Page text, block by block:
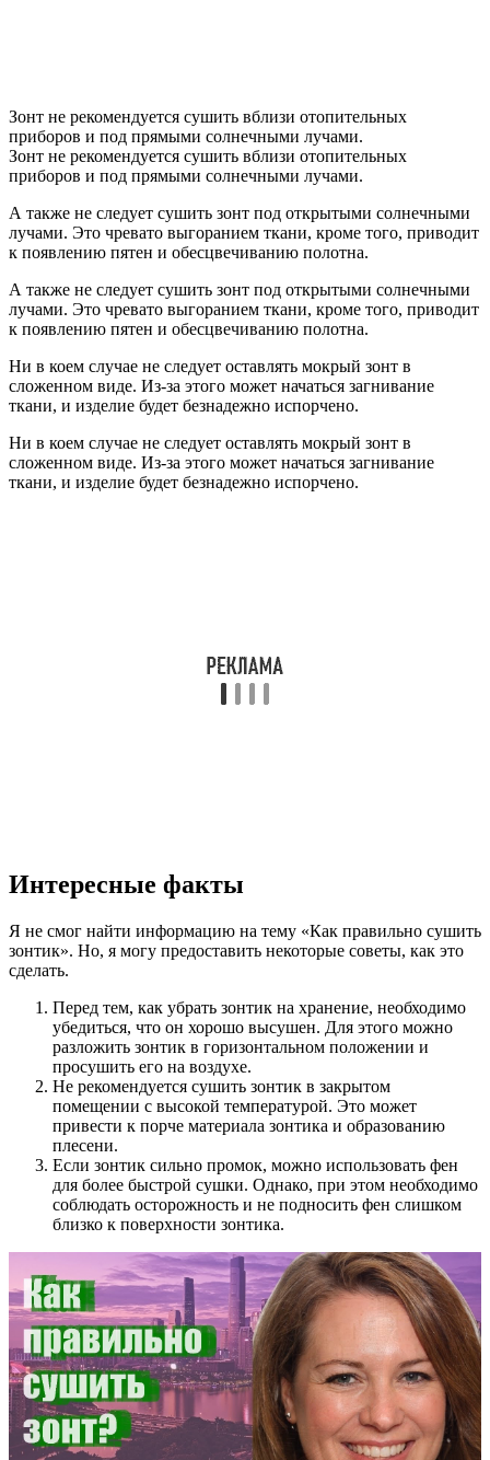
Зонт не рекомендуется сушить вблизи отопительных
приборов и под прямыми солнечными лучами.
Зонт не рекомендуется сушить вблизи отопительных
приборов и под прямыми солнечными лучами.
А также не следует сушить зонт под открытыми солнечными
лучами. Это чревато выгоранием ткани, кроме того, приводит
к появлению пятен и обесцвечиванию полотна.
А также не следует сушить зонт под открытыми солнечными
лучами. Это чревато выгоранием ткани, кроме того, приводит
к появлению пятен и обесцвечиванию полотна.
Ни в коем случае не следует оставлять мокрый зонт в
сложенном виде. Из-за этого может начаться загнивание
ткани, и изделие будет безнадежно испорчено.
Ни в коем случае не следует оставлять мокрый зонт в
сложенном виде. Из-за этого может начаться загнивание
ткани, и изделие будет безнадежно испорчено.
Интересные факты
Я не смог найти информацию на тему «Как правильно сушить
зонтик». Но, я могу предоставить некоторые советы, как это
сделать.
Перед тем, как убрать зонтик на хранение, необходимо
убедиться, что он хорошо высушен. Для этого можно
разложить зонтик в горизонтальном положении и
просушить его на воздухе.
Не рекомендуется сушить зонтик в закрытом
помещении с высокой температурой. Это может
привести к порче материала зонтика и образованию
плесени.
Если зонтик сильно промок, можно использовать фен
для более быстрой сушки. Однако, при этом необходимо
соблюдать осторожность и не подносить фен слишком
близко к поверхности зонтика.